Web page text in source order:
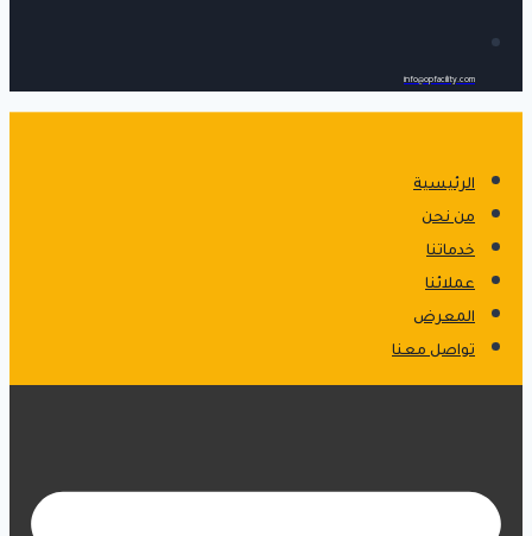
info@opfacility.com
الرئيسية
من نحن
خدماتنا
عملائنا
المعرض
تواصل معنا